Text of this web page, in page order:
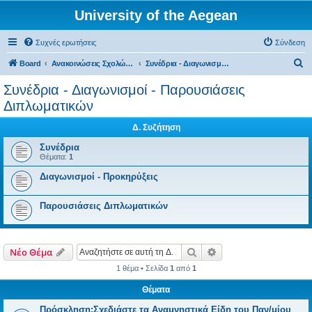
University of the Aegean
Συχνές ερωτήσεις Σύνδεση
Board Ανακοινώσεις Σχολών, Τμημάτων, Συλλόγων & Υπηρεσιών Συνέδρια - Διαγωνισμοί - Παρουσιάσεις Διπλωματικών
η
Συνέδρια - Διαγωνισμοί - Παρουσιάσεις
Διπλωματικών
Δ. Συζήτηση
Συνέδρια
Θέματα: 1
Διαγωνισμοί - Προκηρύξεις
Παρουσιάσεις Διπλωματικών
Νέο Θέμα Αναζήτηση
1 θέμα • Σελίδα 1 από 1
Θέματα
Πρόσκληση:Σχεδιάστε τα Αναμνηστικά Είδη του Παν/μίου